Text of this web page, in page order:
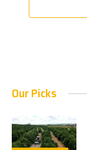
Our Picks